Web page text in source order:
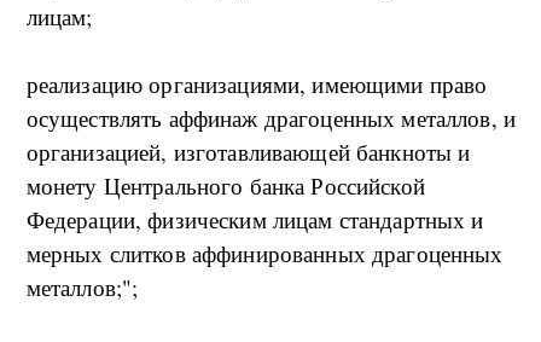
лицам;
реализацию организациями, имеющими право
осуществлять аффинаж драгоценных металлов, и
организацией, изготавливающей банкноты и
монету Центрального банка Российской
Федерации, физическим лицам стандартных и
мерных слитков аффинированных драгоценных
металлов;";